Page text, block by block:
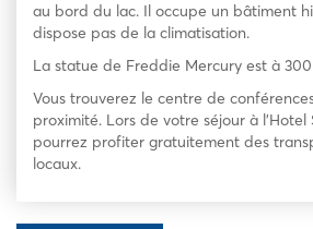
au bord du lac. Il occupe un bâtiment
dispose pas de la climatisation.
La statue de Freddie Mercury est à
Vous trouverez le centre de
proximité. Lors de votre séjour à l’Hotel
pourrez profiter gratuitement des
locaux.